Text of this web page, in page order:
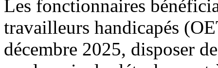
Les fonctionnaires
travailleurs handicapés
décembre 2025, disposer